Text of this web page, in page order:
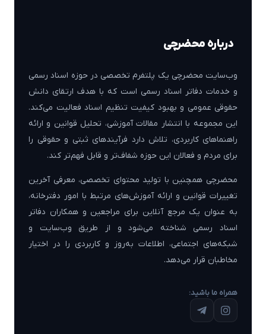
درباره محضرچی
وب‌سایت محضرچی یک پلتفرم تخصصی در حوزه اسناد رسمی
و خدمات دفاتر اسناد رسمی است که با هدف ارتقای دانش
حقوقی عمومی و بهبود کیفیت تنظیم اسناد فعالیت می‌کند.
این مجموعه با انتشار مقالات آموزشی، تحلیل قوانین و ارائه
راهنماهای کاربردی، تلاش دارد فرآیندهای ثبتی و حقوقی را
برای مردم و فعالان این حوزه شفاف‌تر و قابل فهم‌تر کند.
محضرچی همچنین با تولید محتوای تخصصی، معرفی آخرین
تغییرات قوانین و ارائه آموزش‌های مرتبط با امور دفترخانه،
به عنوان یک مرجع آنلاین برای مراجعین و همکاران دفاتر
اسناد رسمی شناخته می‌شود و از طریق وب‌سایت و
شبکه‌های اجتماعی، اطلاعات به‌روز و کاربردی را در اختیار
مخاطبان قرار می‌دهد.
همراه ما باشید: